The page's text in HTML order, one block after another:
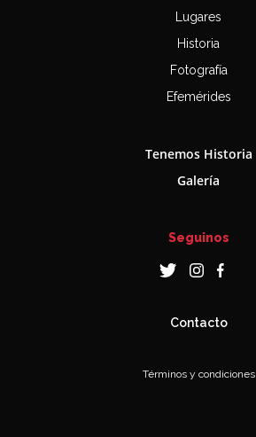
Lugares
Historia
Fotografía
Efemérides
Tenemos Historia
Galería
Seguinos
Contacto
Términos y condiciones